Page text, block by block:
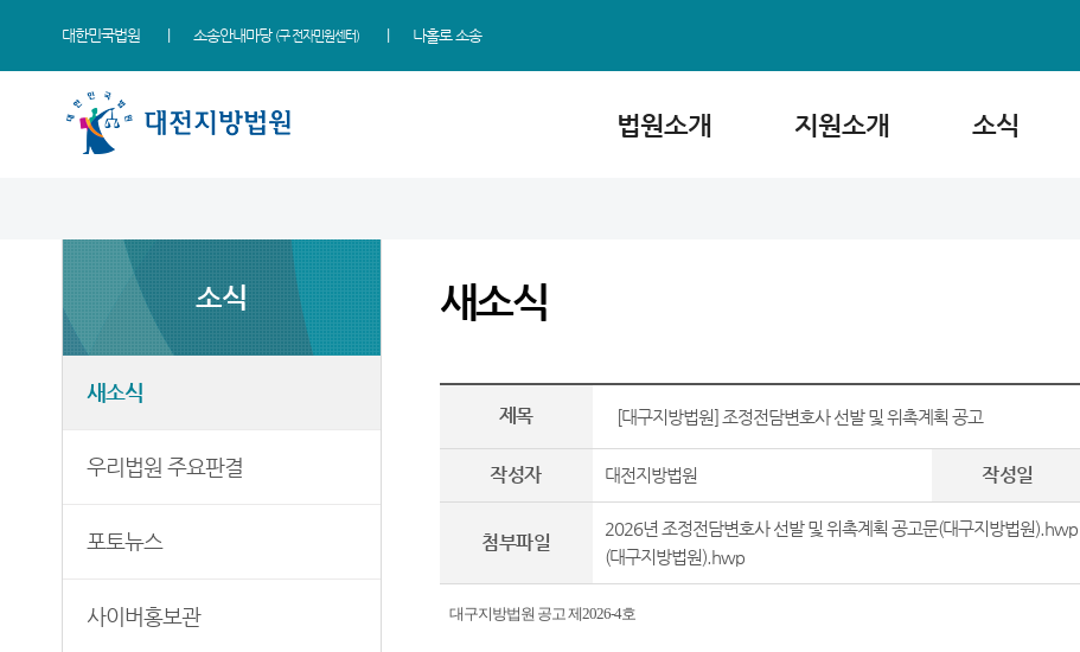
대한민국법원 소송안내마당 (구 전자민원센터) 나홀로 소송
법원소개 지원소개 소식
조직 및 전화번호
시/군법원
청사안내
공주지원
논산지원
우리법원 주요판결
포토뉴스
E-mail Club
사회적 약자 통합적 사법
지원 - 사법접근센터
민원안내
유관기관안내
재판기록열람복사예약
자료실
판결서사본 제공신청
부조리 신고센터
법원견학
소식
새소식
우리법원 주요판결
포토뉴스
사이버홍보관
새소식
제목 [대구지방법원] 조정전담변호사 선발 및 위촉계획 공고
작성자 대전지방법원 작성일
첨부파일
2026년 조정전담변호사 선발 및 위촉계획 공고문(대구지방법원).hwp,
(대구지방법원).hwp
대구지방법원 공고 제2026-4호